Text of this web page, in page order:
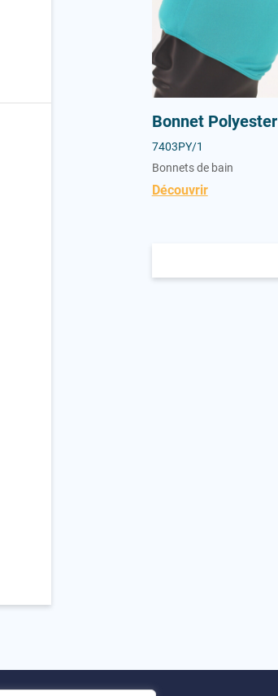
Bonnet Polyester
7403PY/1
Bonnets de bain
Découvrir